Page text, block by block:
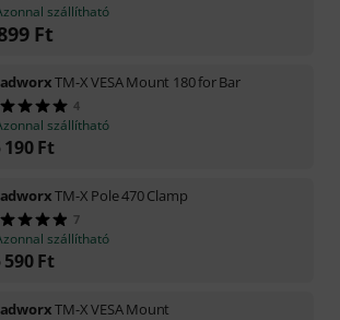
szállítható
Ft
TM-X VESA Mount 180 for Bar
4
szállítható
190 Ft
TM-X Pole 470 Clamp
7
szállítható
590 Ft
TM-X VESA Mount